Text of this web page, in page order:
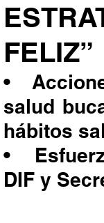
FELIZ”
•	Acciones como registro de talla y peso, revisión de
salud
hábitos
•	Esfuerzo interinstitucional con personal del IMSS,
DIF y